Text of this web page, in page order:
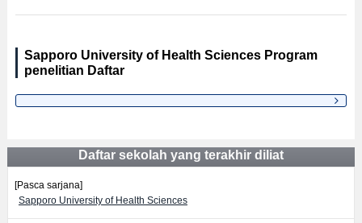
Sapporo University of Health Sciences Program
penelitian Daftar
Daftar sekolah yang terakhir diliat
[Pasca sarjana]
Sapporo University of Health Sciences